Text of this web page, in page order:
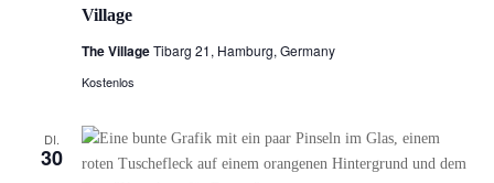
Village
The VillageTibarg 21, Hamburg, Germany
Kostenlos
DI.
30